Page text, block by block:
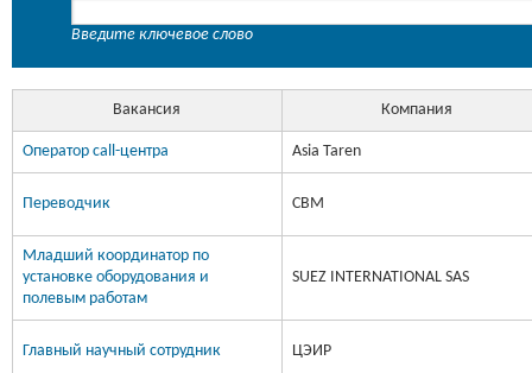
Введите ключевое слово
Вакансия Компания
Оператор call-центра Asia Taren
Переводчик CBM
Младший координатор по
установке оборудования и
полевым работам
SUEZ INTERNATIONAL SAS
Главный научный сотрудник ЦЭИР